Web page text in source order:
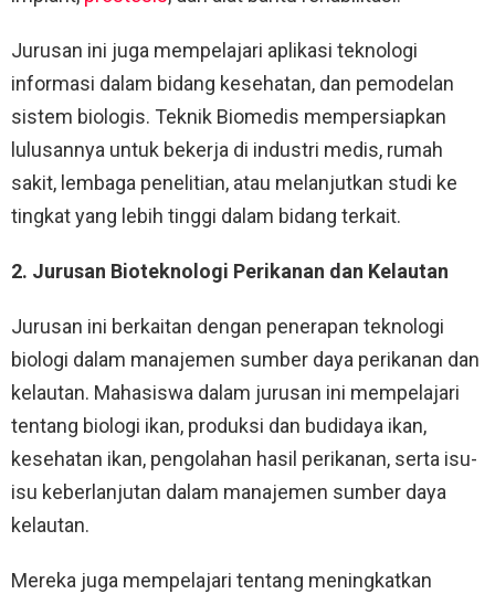
Jurusan ini juga mempelajari aplikasi teknologi
informasi dalam bidang kesehatan, dan pemodelan
sistem biologis. Teknik Biomedis mempersiapkan
lulusannya untuk bekerja di industri medis, rumah
sakit, lembaga penelitian, atau melanjutkan studi ke
tingkat yang lebih tinggi dalam bidang terkait.
2. Jurusan Bioteknologi Perikanan dan Kelautan
Jurusan ini berkaitan dengan penerapan teknologi
biologi dalam manajemen sumber daya perikanan dan
kelautan. Mahasiswa dalam jurusan ini mempelajari
tentang biologi ikan, produksi dan budidaya ikan,
kesehatan ikan, pengolahan hasil perikanan, serta isu-
isu keberlanjutan dalam manajemen sumber daya
kelautan.
Mereka juga mempelajari tentang meningkatkan